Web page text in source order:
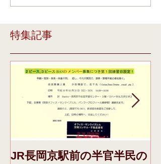
特集記事
JR長岡京駅前の半官半民の